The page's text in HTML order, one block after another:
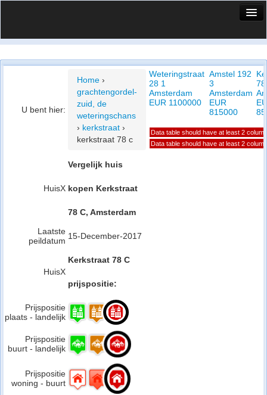
Vergelijk prijsposities - wijk
U bent hier:
Home ›
grachtengordel-
zuid, de
weteringschans
› kerkstraat ›
kerkstraat 78 c
HuisX
Vergelijk huis
kopen Kerkstraat
78 C, Amsterdam
Laatste
peildatum 15-December-2017
HuisX
Kerkstraat 78 C
prijspositie:
Prijspositie
plaats - landelijk
Prijspositie
buurt - landelijk
Prijspositie
woning - buurt
Weteringstraat
28 1
Amsterdam
EUR 1100000
Amstel 192
3
Amsterdam
EUR
815000
Data table should have at least 2
Data table should have at least 2